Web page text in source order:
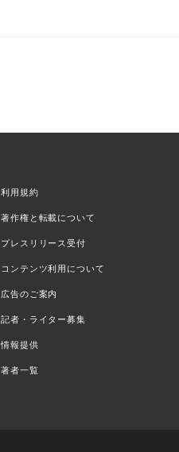
利用規約
著作権と転載について
プレスリリース受付
コンテンツ利用について
広告のご案内
記者・ライター募集
情報提供
著者一覧